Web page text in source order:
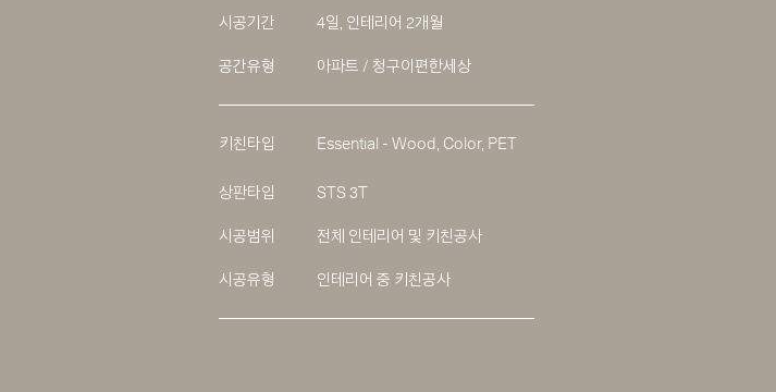
시공기간 4일, 인테리어 2개월
공간유형 아파트 / 청구이편한세상
키친타입 Essential - Wood, Color, PET
상판타입 STS 3T
시공범위 전체 인테리어 및 키친공사
시공유형 인테리어 중 키친공사